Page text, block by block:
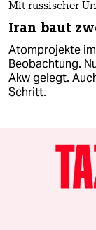
Mit russischer
Iran baut
Atomprojekte
Beobachtung.
Akw gelegt.
Schritt.